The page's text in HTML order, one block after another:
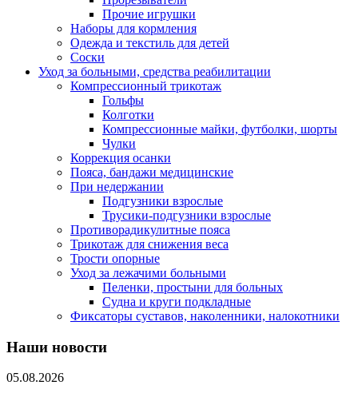
Прочие игрушки
Наборы для кормления
Одежда и текстиль для детей
Соски
Уход за больными, средства реабилитации
Компрессионный трикотаж
Гольфы
Колготки
Компрессионные майки, футболки, шорты
Чулки
Коррекция осанки
Пояса, бандажи медицинские
При недержании
Подгузники взрослые
Трусики-подгузники взрослые
Противорадикулитные пояса
Трикотаж для снижения веса
Трости опорные
Уход за лежачими больными
Пеленки, простыни для больных
Судна и круги подкладные
Фиксаторы суставов, наколенники, налокотники
Наши новости
05.08.2026